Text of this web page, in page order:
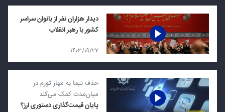
دیدار هزاران نفر از بانوان سراسر
کشور با رهبر انقلاب
۱۴۰۳/۰۹/۲۷
حذف نیما به مهار تورم در
میان‌مدت کمک می‌کند
پایان قیمت‌گذاری دستوری ارز؟